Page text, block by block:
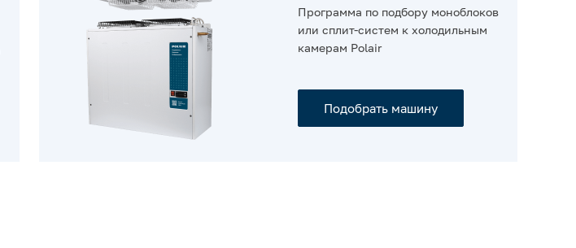
Программа по подбору моноблоков
или сплит-систем к холодильным
камерам Polair
Подобрать машину